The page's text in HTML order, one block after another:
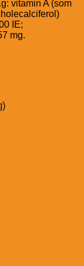
vitamin A (som
IE;
mg.